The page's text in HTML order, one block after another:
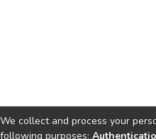
We collect and process your
following purposes: